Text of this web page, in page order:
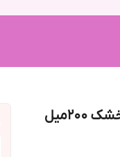
ژل شستشوی صورت نرمال تا خشک 200میل